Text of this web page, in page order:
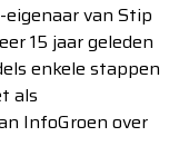
van Stip
15 jaar geleden
enkele stappen
als
InfoGroen over